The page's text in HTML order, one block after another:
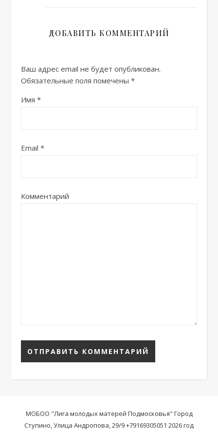
ДОБАВИТЬ КОММЕНТАРИЙ
Ваш адрес email не будет опубликован.
Обязательные поля помечены *
Имя *
Email *
Комментарий
МОБОО "Лига молодых матерей Подмосковья" Город
Ступино, Улица Андропова, 29/9 +79169305051 2026 год